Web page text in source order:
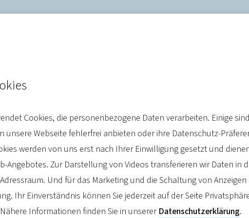
Euro.“
Cookies, die personenbezogene Daten verarbeiten. Einige
unsere Webseite fehlerfrei anbieten oder ihre Datenschutz-
werden von uns erst nach Ihrer Einwilligung gesetzt und
Angebotes. Zur Darstellung von Videos transferieren wir Daten in
Und für das Marketing und die Schaltung von
Ihr Einverständnis können Sie jederzeit auf der Seite
Informationen finden Sie in unserer Datenschutzerklärung.